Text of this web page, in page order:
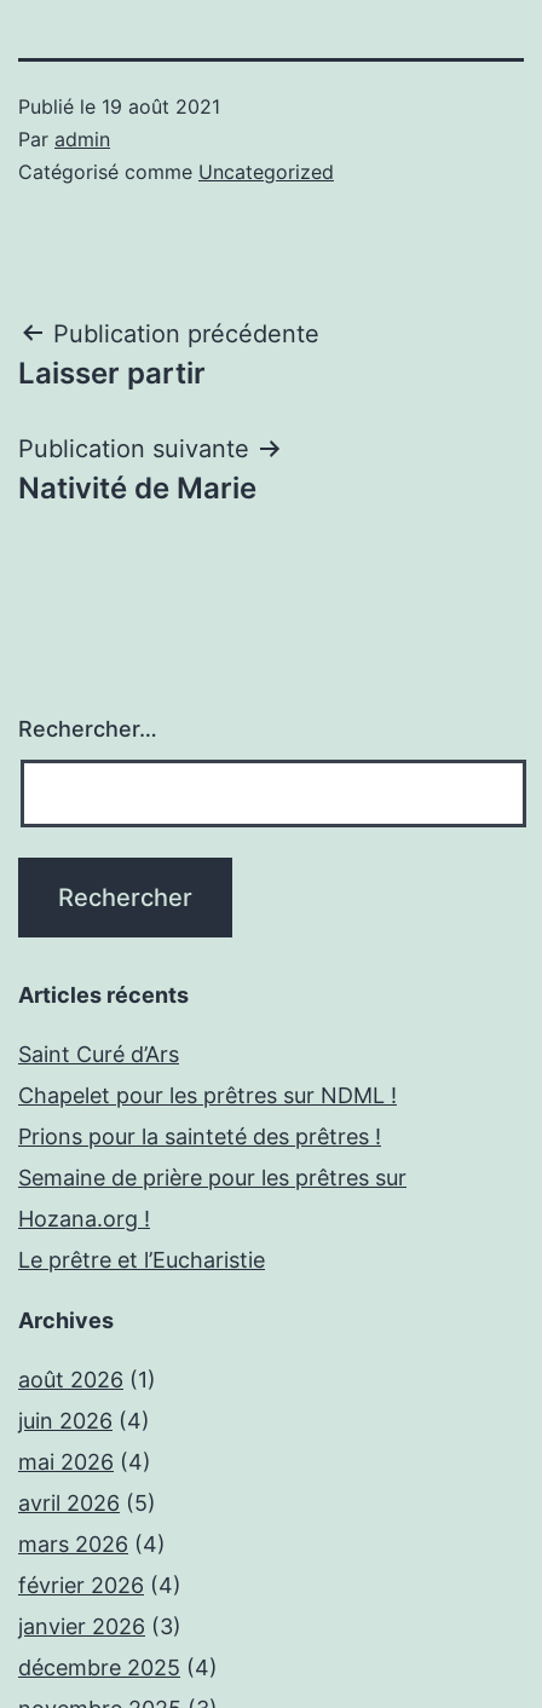
Publié le 19 août 2021
Par admin
Catégorisé comme Uncategorized
Navigation
de
l’article
Publication précédente
Laisser partir
Publication suivante
Nativité de Marie
Rechercher…
Articles récents
Saint Curé d’Ars
Chapelet pour les prêtres sur NDML !
Prions pour la sainteté des prêtres !
Semaine de prière pour les prêtres sur
Hozana.org !
Le prêtre et l’Eucharistie
Archives
août 2026 (1)
juin 2026 (4)
mai 2026 (4)
avril 2026 (5)
mars 2026 (4)
février 2026 (4)
janvier 2026 (3)
décembre 2025 (4)